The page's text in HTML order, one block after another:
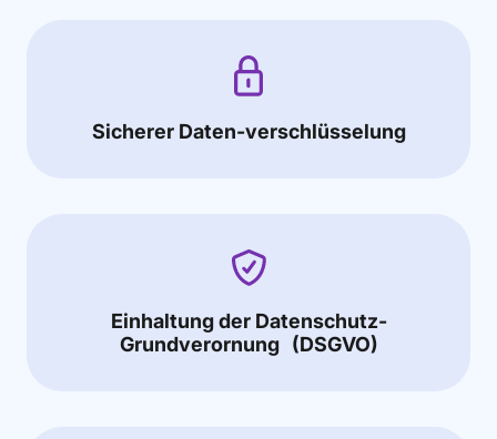
Sicherer Daten-verschlüsselung
Einhaltung der Datenschutz-
Grundverornung (DSGVO)